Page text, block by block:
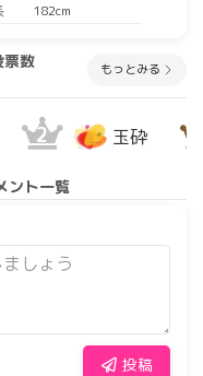
182cm
票数
もっとみる
2 玉砕
ント一覧
投稿